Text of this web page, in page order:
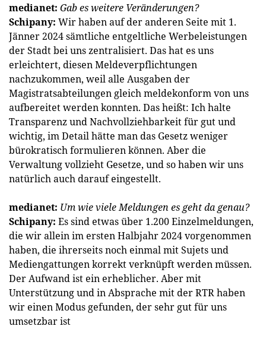
medianet: Gab es weitere Veränderungen?
Schipany: Wir haben auf der anderen Seite mit 1.
Jänner 2024 sämtliche entgeltliche Werbeleistungen
der Stadt bei uns zentralisiert. Das hat es uns
erleichtert, diesen Meldeverpflichtungen
nachzukommen, weil alle Ausgaben der
Magistratsabteilungen gleich meldekonform von uns
aufbereitet werden konnten. Das heißt: Ich halte
Transparenz und Nachvollziehbarkeit für gut und
wichtig, im Detail hätte man das Gesetz weniger
bürokratisch formulieren können. Aber die
Verwaltung vollzieht Gesetze, und so haben wir uns
natürlich auch darauf eingestellt.
medianet: Um wie viele Meldungen es geht da genau?
Schipany: Es sind etwas über 1.200 Einzelmeldungen,
die wir allein im ersten Halbjahr 2024 vorgenommen
haben, die ihrerseits noch einmal mit Sujets und
Mediengattungen korrekt verknüpft werden müssen.
Der Aufwand ist ein erheblicher. Aber mit
Unterstützung und in Absprache mit der RTR haben
wir einen Modus gefunden, der sehr gut für uns
umsetzbar ist